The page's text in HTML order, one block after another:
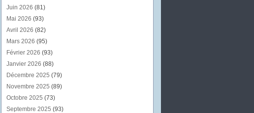
Juin 2026 (81)
Mai 2026 (93)
Avril 2026 (82)
Mars 2026 (95)
Février 2026 (93)
Janvier 2026 (88)
Décembre 2025 (79)
Novembre 2025 (89)
Octobre 2025 (73)
Septembre 2025 (93)